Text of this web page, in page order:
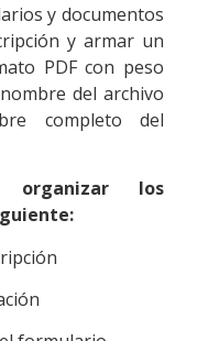
y documentos
y armar un
PDF con peso
del archivo
completo del
los